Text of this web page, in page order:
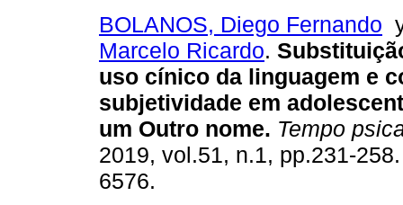
BOLANOS, Diego Fernando
Marcelo Ricardo.
uso cínico da linguagem e
subjetividade em
um Outro nome. Tempo
2019, vol.51, n.1, pp.231-
6576.